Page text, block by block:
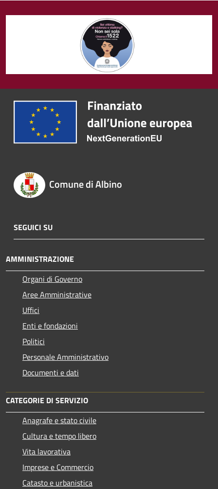
Comune di Albino
SEGUICI SU
AMMINISTRAZIONE
Organi di Governo
Aree Amministrative
Uffici
Enti e fondazioni
Politici
Personale Amministrativo
Documenti e dati
CATEGORIE DI SERVIZIO
Anagrafe e stato civile
Cultura e tempo libero
Vita lavorativa
Imprese e Commercio
Catasto e urbanistica